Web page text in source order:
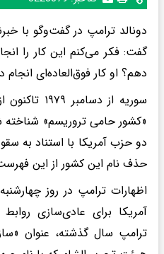
دونالد ترامپ در گفت‌وگو با
گفت: فکر می‌کنم این کار را
دهم؟ او کار فوق‌العاده‌ای
سوریه از
«کشور حامی تروریسم» شناخته
دو حزب آمریکا با استناد به
حذف نام این کشور از این
اظهارات ترامپ در روز
آمریکا برای عادی‌سازی
ترامپ سال گذشته، عنوان